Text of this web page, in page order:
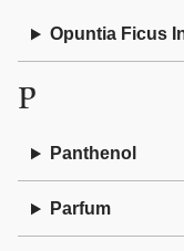
Opuntia Ficus
P
Panthenol
Parfum